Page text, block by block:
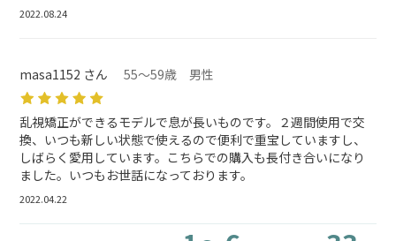
2022.08.24
masa1152 さん 55～59歳 男性
乱視矯正ができるモデルで息が長いものです。２週間使用で交
換、いつも新しい状態で使えるので便利で重宝していますし、
しばらく愛用しています。こちらでの購入も長付き合いになり
ました。いつもお世話になっております。
2022.04.22